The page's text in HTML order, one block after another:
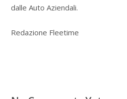
dalle Auto Aziendali.
Redazione Fleetime